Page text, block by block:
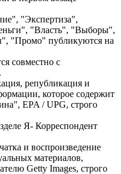
"Экспертиза",
"Власть", "Выборы",
"Промо" публикуются на
совместно с
републикация и
которое содержит
EPA / UPG, строго
Я- Корреспондент
и воспроизведение
материалов,
Getty Images, строго